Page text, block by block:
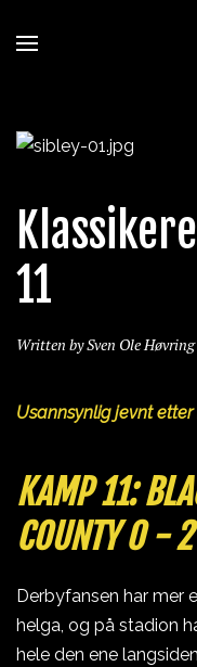
11
Written by Sven Ole
Usannsynlig jevnt
KAMP 11:
COUNTY 0 -
Derbyfansen har mer
helga, og på stadion
hele den ene